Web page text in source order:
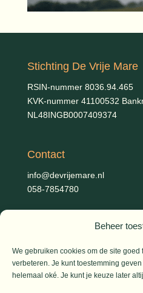
Beheer
We gebruiken cookies om de site
verbeteren. Je kunt toestemming
helemaal oké. Je kunt je keuze later
Stichting De Vrije Mare
RSIN-nummer 8036.94.465
KVK-nummer 41100532
NL48INGB0007409374
Contact
info@devrijemare.nl
058-7854780
Gerold Febis, Johanna
Blom (artikelen), Iris Planting